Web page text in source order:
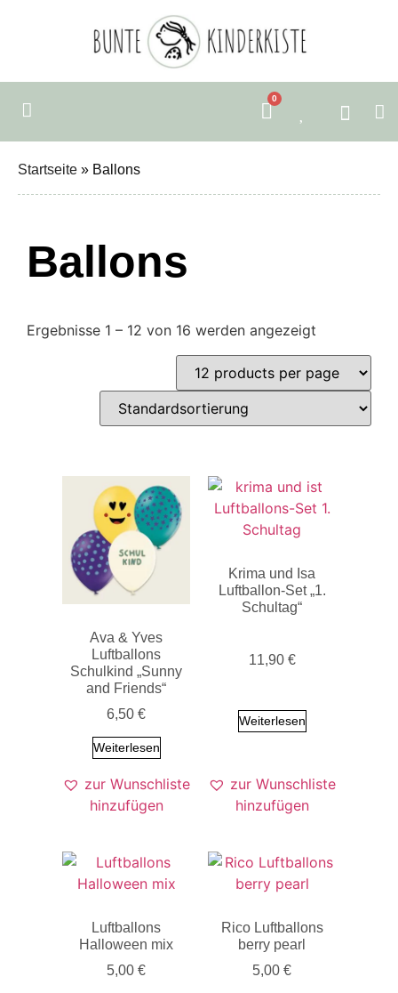
0
Startseite » Ballons
Ballons
Ergebnisse 1 – 12 von 16 werden angezeigt
Ava & Yves
Luftballons
Schulkind „Sunny
and Friends“
6,50 €
Weiterlesen
zur Wunschliste
hinzufügen
Krima und Isa
Luftballon-Set „1.
Schultag“
11,90 €
Weiterlesen
zur Wunschliste
hinzufügen
Luftballons
Halloween mix
5,00 €
Rico Luftballons
berry pearl
5,00 €